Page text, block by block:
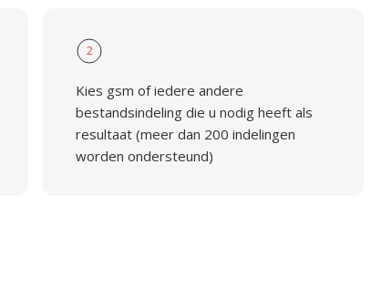
2
Kies gsm of iedere andere
bestandsindeling die u nodig heeft als
resultaat (meer dan 200 indelingen
worden ondersteund)